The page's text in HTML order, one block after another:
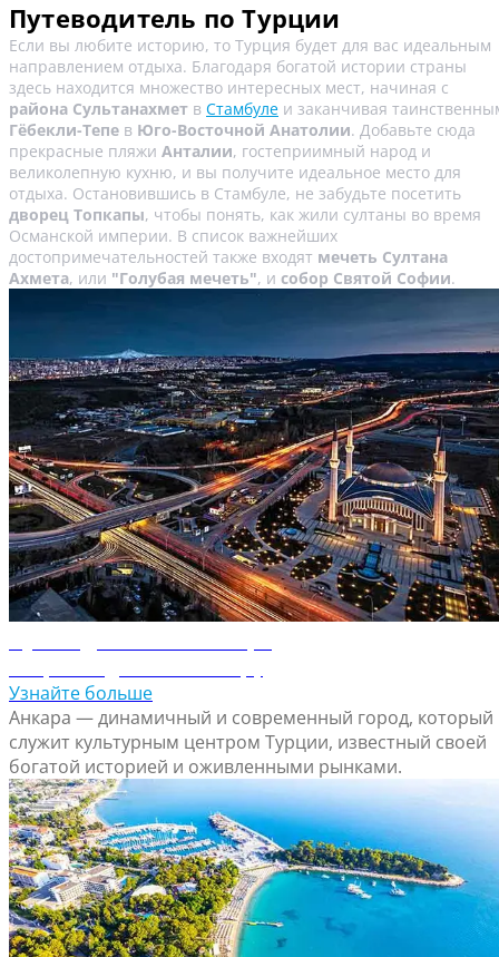
Путеводитель по Турции
Если вы любите историю, то Турция будет для вас идеальным
направлением отдыха. Благодаря богатой истории страны
здесь находится множество интересных мест, начиная с
района Сультанахмет в Стамбуле и заканчивая
Гёбекли-Тепе в Юго-Восточной Анатолии. Добавьте сюда
прекрасные пляжи Анталии, гостеприимный народ и
великолепную кухню, и вы получите идеальное место для
отдыха. Остановившись в Стамбуле, не забудьте посетить
дворец Топкапы, чтобы понять, как жили султаны во время
Османской империи. В список важнейших
достопримечательностей также входят мечеть Султана
Ахмета, или "Голубая мечеть", и собор Святой Софии.
Узнайте больше
Анкара — динамичный и современный город, который
служит культурным центром Турции, известный своей
богатой историей и оживленными рынками.